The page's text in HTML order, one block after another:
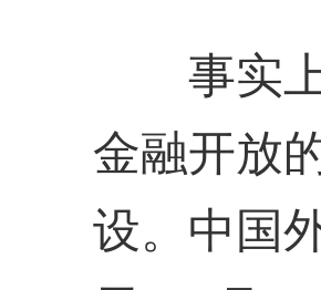
事实上
金融开放
设。中国